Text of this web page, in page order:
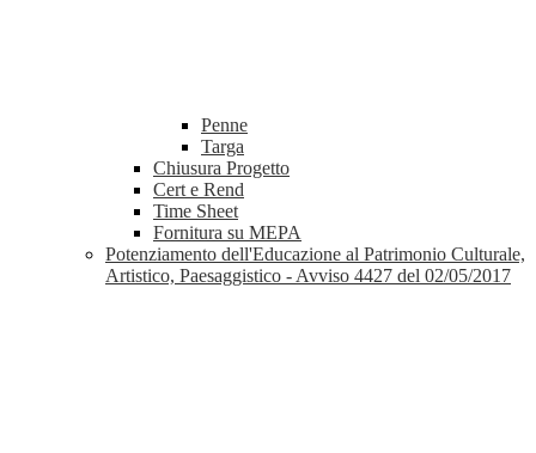
Penne
Targa
Chiusura Progetto
Cert e Rend
Time Sheet
Fornitura su MEPA
Potenziamento dell'Educazione al Patrimonio Culturale,
Artistico, Paesaggistico - Avviso 4427 del 02/05/2017